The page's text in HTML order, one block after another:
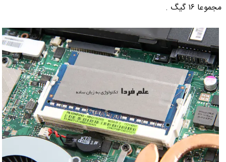
مجموعا ۱۶ گیگ .